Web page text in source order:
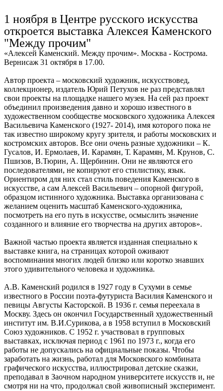
Ru
1 ноября в Центре русского искусства
откроется выставка Алексея Каменского
"Между прочим"
«Алексей Каменский. Между прочим». Москва - Кострома.
Вернисаж 31 октября в 17.00.
Автор проекта – московский художник, искусствовед,
коллекционер, издатель Юрий Петухов не раз представлял
свои проекты на площадке нашего музея. На сей раз проект
объединил произведения давно и хорошо известного в
художественном сообществе московского художника Алексея
Васильевича Каменского (1927- 2014), имя которого пока не
так известно широкому кругу зрителя, и работы московских и
костромских авторов. Все они очень разные художники – К.
Гусалов, И. Ермолаев, И. Карамян, Т. Карамян, М. Крунов, С.
Пшизов, В.Тюрин, А. Щербинин. Они не являются его
последователями, не копируют его стилистику, язык.
Ориентиром для них стал стиль поведения Каменского в
искусстве, а сам Алексей Васильевич – опорной фигурой,
образцом истинного художника. Выставка организована с
желанием оценить масштаб Каменского‑художника,
посмотреть на его путь в искусстве, осмыслить значение
созданного и влияние его творчества на других авторов».
Важной частью проекта является изданная специально к
выставке книга, на страницах которой оживают
воспоминания многих людей близко или коротко знавших
этого удивительного человека и художника.
А.В. Каменский родился в 1927 году в Сухуми в семье
известного в России поэта-футуриста Василия Каменского и
певицы Августы Касторской. В 1936 г. семья переехала в
Москву. Здесь он окончил Государственный художественный
институт им. В.И.Сурикова, а в 1958 вступил в Московский
Союз художников. С 1952 г. участвовал в групповых
выставках, исключая период с 1961 по 1973 г., когда его
работы не допускались на официальные показы. Чтобы
заработать на жизнь, работал для Московского комбината
графического искусства, иллюстрировал детские сказки,
преподавал в Заочном народном университете искусств и, не
смотря ни на что, продолжал свой живописный эксперимент.